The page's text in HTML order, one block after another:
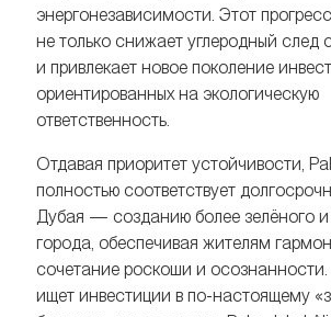
энергонезависимости. Этот
не только снижает углеродный след
и привлекает новое поколение
ориентированных на экологическую
ответственность.
Отдавая приоритет устойчивости,
полностью соответствует
Дубая — созданию более зелёного и
города, обеспечивая жителям
сочетание роскоши и осознанности.
ищет инвестиции в по-настоящему